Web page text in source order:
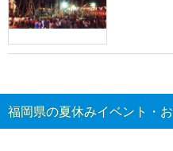
福岡県の夏休みイベント・